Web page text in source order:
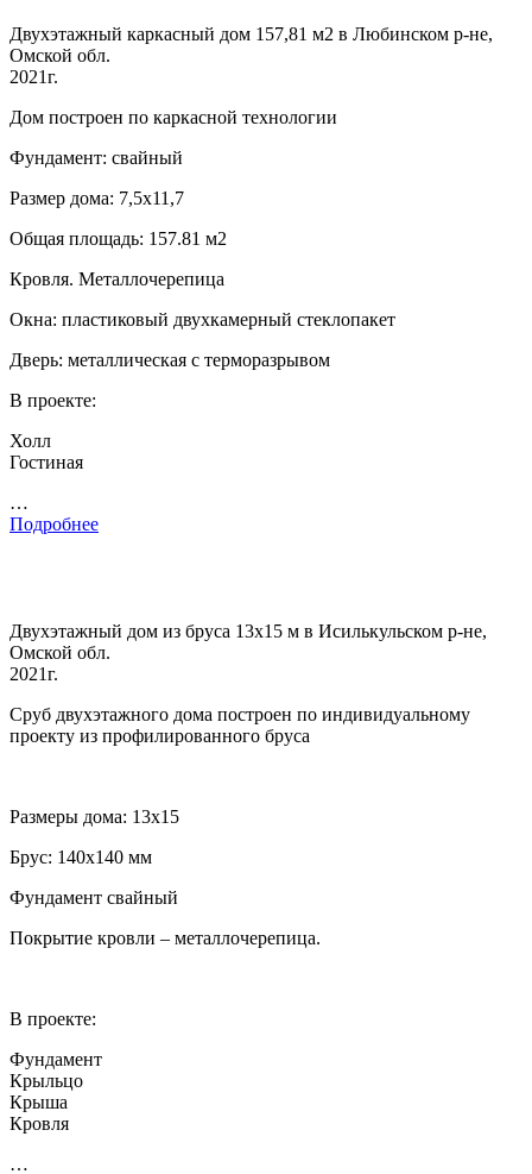
Двухэтажный каркасный дом 157,81 м2 в Любинском р-не,
Омской обл.
2021г.
Дом построен по каркасной технологии
Фундамент: свайный
Размер дома: 7,5х11,7
Общая площадь: 157.81 м2
Кровля. Металлочерепица
Окна: пластиковый двухкамерный стеклопакет
Дверь: металлическая с терморазрывом
В проекте:
Холл
Гостиная
…
Подробнее
Двухэтажный дом из бруса 13х15 м в Исилькульском р-не,
Омской обл.
2021г.
Сруб двухэтажного дома построен по индивидуальному
проекту из профилированного бруса
Размеры дома: 13х15
Брус: 140х140 мм
Фундамент свайный
Покрытие кровли – металлочерепица.
В проекте:
Фундамент
Крыльцо
Крыша
Кровля
…